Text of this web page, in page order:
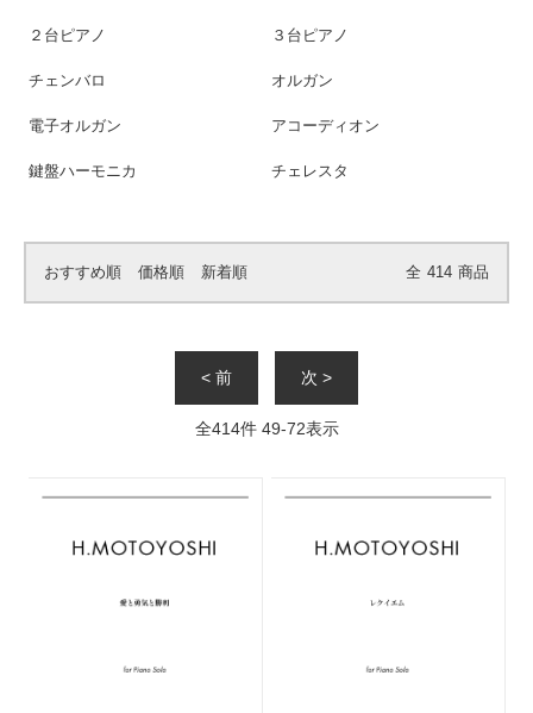
２台ピアノ ３台ピアノ
チェンバロ オルガン
電子オルガン アコーディオン
鍵盤ハーモニカ チェレスタ
おすすめ順 価格順 新着順 全 414 商品
< 前 次 >
全414件 49-72表示